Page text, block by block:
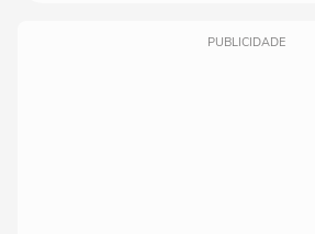
PUBLICIDADE